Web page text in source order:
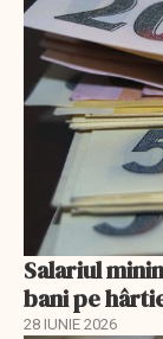
Salariul
bani pe
28 IUNIE 2026